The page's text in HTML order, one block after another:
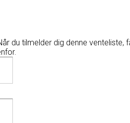
du tilmelder dig denne venteliste,